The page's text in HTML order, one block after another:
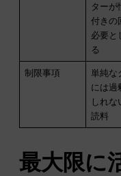
ターが
付きの
必要と
る
制限事項
単純な
には過
しれな
読料
最大限に